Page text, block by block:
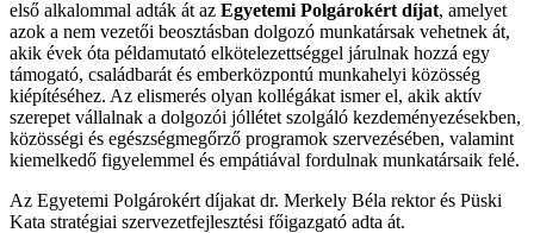
első alkalommal adták át az Egyetemi Polgárokért díjat, amelyet
azok a nem vezetői beosztásban dolgozó munkatársak vehetnek át,
akik évek óta példamutató elkötelezettséggel járulnak hozzá egy
támogató, családbarát és emberközpontú munkahelyi közösség
kiépítéséhez. Az elismerés olyan kollégákat ismer el, akik aktív
szerepet vállalnak a dolgozói jóllétet szolgáló kezdeményezésekben,
közösségi és egészségmegőrző programok szervezésében, valamint
kiemelkedő figyelemmel és empátiával fordulnak munkatársaik felé.
Az Egyetemi Polgárokért díjakat dr. Merkely Béla rektor és Püski
Kata stratégiai szervezetfejlesztési főigazgató adta át.